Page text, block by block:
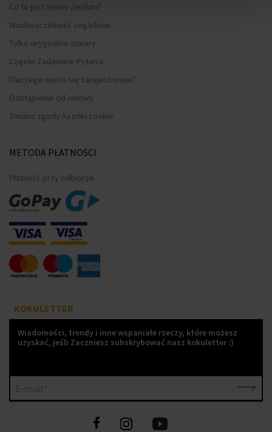
Co to jest tester perfum?
Wodoszczelność zegarków
Tylko oryginalne towary
Często Zadawane Pytania
Dlaczego warto się zarejestrować?
Odstąpienie od umowy
Zmiana zgody na pliki cookie
METODA PŁATNOŚCI
Płatność przy odbiorze
KOKULETTER
Wiadomości, trendy i inne wspaniałe rzeczy, które możesz
uzyskać, jeśli Zaczniesz subskrybować nasz kokuletter :)